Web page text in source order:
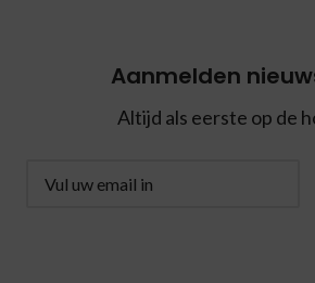
Aanmelden
Altijd als eerste op de